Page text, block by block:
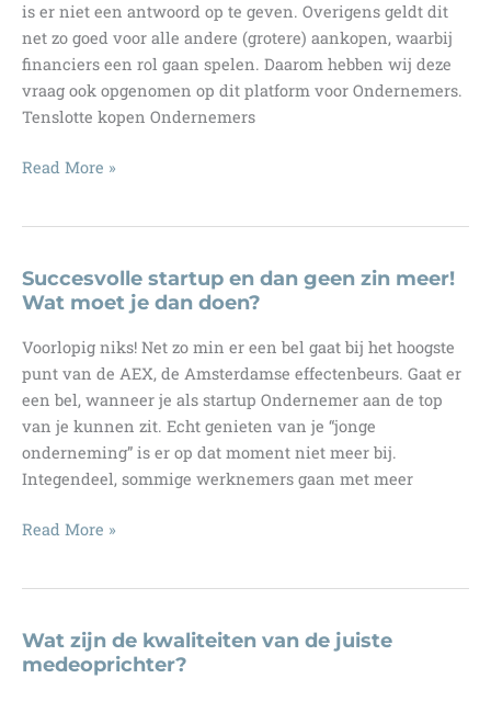
is er niet een antwoord op te geven. Overigens geldt dit
net zo goed voor alle andere (grotere) aankopen, waarbij
financiers een rol gaan spelen. Daarom hebben wij deze
vraag ook opgenomen op dit platform voor Ondernemers.
Tenslotte kopen Ondernemers
Financieringsvoorbehoud,
opnemen?
Read More »
Succesvolle startup en dan geen zin meer!
Wat moet je dan doen?
Voorlopig niks! Net zo min er een bel gaat bij het hoogste
punt van de AEX, de Amsterdamse effectenbeurs. Gaat er
een bel, wanneer je als startup Ondernemer aan de top
van je kunnen zit. Echt genieten van je “jonge
onderneming” is er op dat moment niet meer bij.
Integendeel, sommige werknemers gaan met meer
Succesvolle
geen
zin
Read More »
Wat zijn de kwaliteiten van de juiste
medeoprichter?